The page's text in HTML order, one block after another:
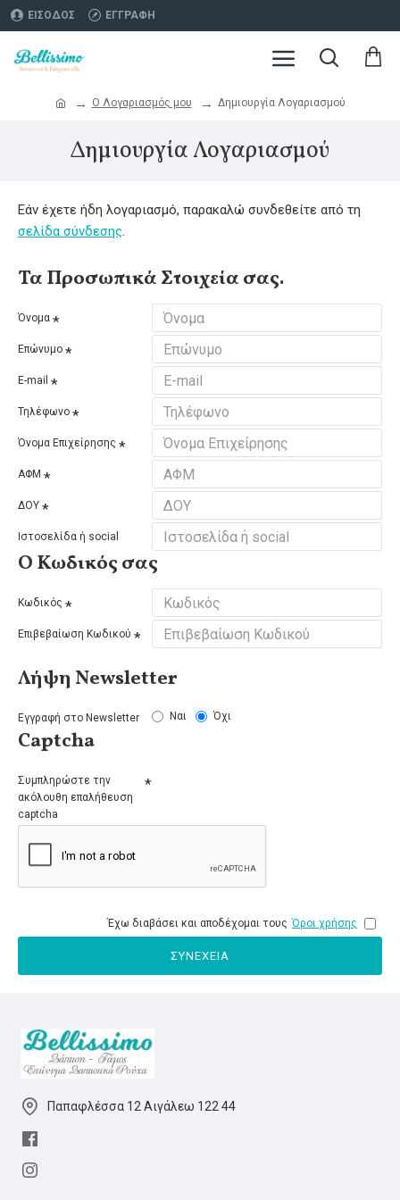
ΕΊΣΟΔΟΣ ΕΓΓΡΑΦΉ
O Λογαριασμός μου Δημιουργία Λογαριασμού
Δημιουργία Λογαριασμού
Εάν έχετε ήδη λογαριασμό, παρακαλώ συνδεθείτε από τη
σελίδα σύνδεσης.
Τα Προσωπικά Στοιχεία σας.
Όνομα
Επώνυμο
E-mail
Τηλέφωνο
Όνομα Επιχείρησης
ΑΦΜ
ΔΟΥ
Ιστοσελίδα ή social
Ο Κωδικός σας
Κωδικός
Επιβεβαίωση Κωδικού
Λήψη Newsletter
Εγγραφή στο Newsletter Ναι Όχι
Captcha
Συμπληρώστε την
ακόλουθη επαλήθευση
captcha
Έχω διαβάσει και αποδέχομαι τους Όροι χρήσης
ΣΥΝΈΧΕΙΑ
Παπαφλέσσα 12 Αιγάλεω 122 44